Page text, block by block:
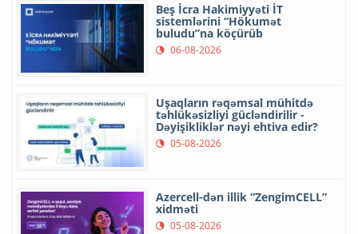
Beş İcra Hakimiyyəti İT
sistemlərini “Hökumət
buludu”na köçürüb
06-08-2026
Uşaqların rəqəmsal mühitdə
təhlükəsizliyi gücləndirilir -
Dəyişikliklər nəyi ehtiva edir?
05-08-2026
Azercell-dən illik “ZengimCELL”
xidməti
05-08-2026